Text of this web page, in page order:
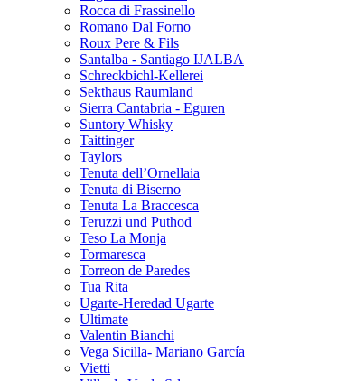
Rocca di Frassinello
Romano Dal Forno
Roux Pere & Fils
Santalba - Santiago IJALBA
Schreckbichl-Kellerei
Sekthaus Raumland
Sierra Cantabria - Eguren
Suntory Whisky
Taittinger
Taylors
Tenuta dell’Ornellaia
Tenuta di Biserno
Tenuta La Braccesca
Teruzzi und Puthod
Teso La Monja
Tormaresca
Torreon de Paredes
Tua Rita
Ugarte-Heredad Ugarte
Ultimate
Valentin Bianchi
Vega Sicilla- Mariano García
Vietti